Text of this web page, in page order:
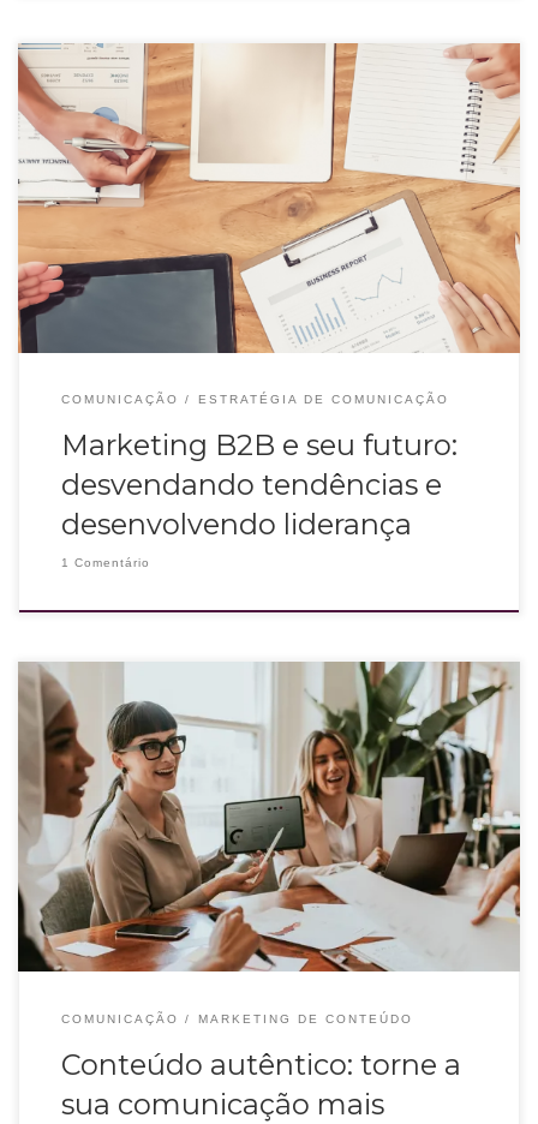
Reunião de marketing
COMUNICAÇÃO ESTRATÉGIA DE COMUNICAÇÃO
Marketing B2B e seu futuro:
desvendando tendências e
desenvolvendo liderança
1 Comentário
Você tem produzido um conteúdo autêntico na sua marca? Para se
diferenciar, nada melhor do que ter uma comunicação verdadeira com
quem é você e com os valores da sua marca.
COMUNICAÇÃO MARKETING DE CONTEÚDO
Conteúdo autêntico: torne a
sua comunicação mais